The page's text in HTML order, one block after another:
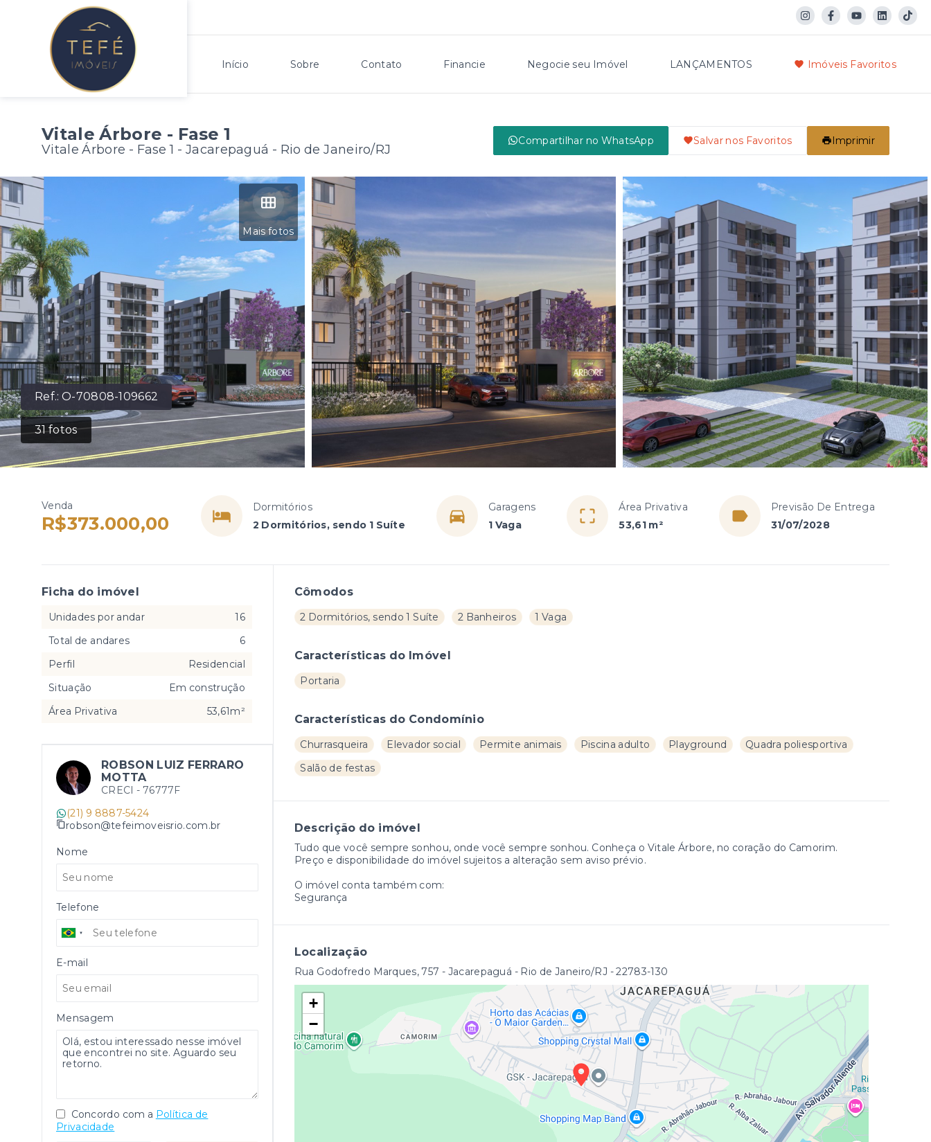
Início Sobre Contato Financie Negocie seu Imóvel LANÇAMENTOS Imóveis Favoritos
Vitale Árbore - Fase 1
Vitale Árbore - Fase 1 -Jacarepaguá - Rio de Janeiro/RJ
Compartilhar no WhatsApp Salvar nos Favoritos Imprimir
Ref.:O-70808-109662
31fotos
Mais fotos
Venda
R$373.000,00
Dormitórios
2 Dormitórios, sendo 1 Suíte
Garagens
1 Vaga
Área Privativa
53,61 m²
Previsão De Entrega
31/07/2028
Cômodos
2 Dormitórios, sendo 1 Suíte 2 Banheiros 1 Vaga
Características do Imóvel
Portaria
Características do Condomínio
Churrasqueira Elevador social Permite animais Piscina adulto Playground
Quadra poliesportiva
Salão de festas
Descrição do imóvel
Tudo que você sempre sonhou, onde você sempre sonhou. Conheça o Vitale Árbore, no coração do Camorim.
Preço e disponibilidade do imóvel sujeitos a alteração sem aviso prévio.
O imóvel conta também com:
Segurança
Localização
Rua Godofredo Marques, 757 - Jacarepaguá - Rio de Janeiro/RJ - 22783-130
+
−
Ficha do imóvel
Unidades por andar
16
Total de andares
6
Perfil
Residencial
Situação
Em construção
Área Privativa
53,61m²
ROBSON LUIZ FERRARO
MOTTA
CRECI - 76777F
(21) 9 8887-5424
robson@tefeimoveisrio.com.br
Nome
Telefone
E-mail
Mensagem
Concordo com a Política de
Privacidade